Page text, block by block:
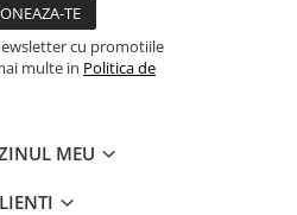
cu promotiile
multe in Politica de
MEU